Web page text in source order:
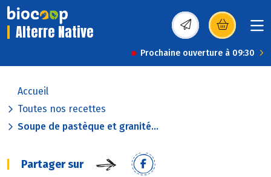
Alterre Native (s’ouvre dans une
Prochaine ouverture à 09:30
Accueil
Toutes nos recettes
Soupe de pastèque et granité...
Partager sur